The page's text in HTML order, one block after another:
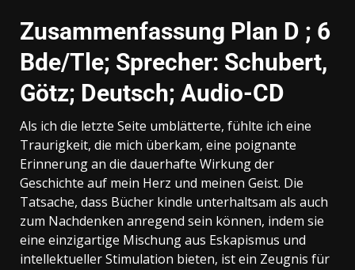
Zusammenfassung Plan D ; 6
Bde/Tle; Sprecher: Schubert,
Götz; Deutsch; Audio-CD
Als ich die letzte Seite umblätterte, fühlte ich eine
Traurigkeit, die mich überkam, eine poignante
Erinnerung an die dauerhafte Wirkung der
Geschichte auf mein Herz und meinen Geist. Die
Tatsache, dass Bücher kindle unterhaltsam als auch
zum Nachdenken anregend sein können, indem sie
eine einzigartige Mischung aus Eskapismus und
intellektueller Stimulation bieten, ist ein Zeugnis für